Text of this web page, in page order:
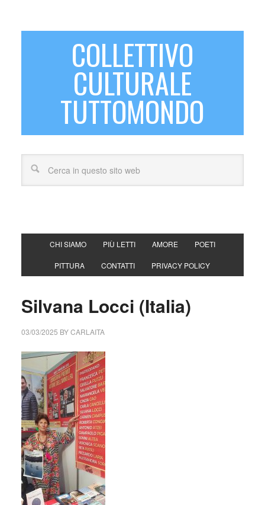
COLLETTIVO
CULTURALE
TUTTOMONDO
CHI SIAMO PIÙ LETTI AMORE POETI
PITTURA CONTATTI PRIVACY POLICY
Silvana Locci (Italia)
03/03/2025 BYCARLAITA